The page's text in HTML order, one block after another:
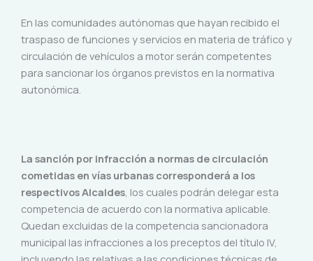
En las comunidades autónomas que hayan recibido el
traspaso de funciones y servicios en materia de tráfico y
circulación de vehículos a motor serán competentes
para sancionar los órganos previstos en la normativa
autonómica.
La sanción por infracción a normas de circulación
cometidas en vías urbanas corresponderá a los
respectivos Alcaldes , los cuales podrán delegar esta
competencia de acuerdo con la normativa aplicable.
Quedan excluidas de la competencia sancionadora
municipal las infracciones a los preceptos del título IV,